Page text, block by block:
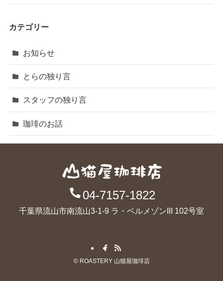
カテゴリー
お知らせ
とらの独り言
スタッフの独り言
珈琲のお話
04-7157-1822
千葉県流山市南流山3-1-9 ラ・ベルメゾンIII 102号室
©ROASTERY 山猫屋珈琲店